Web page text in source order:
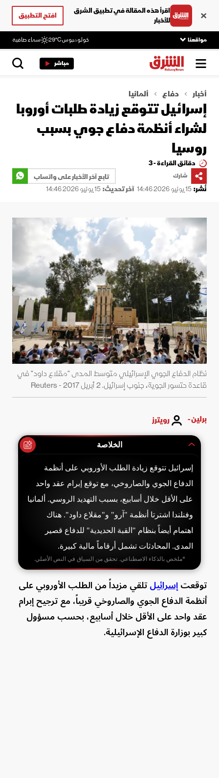
اقرأ هذه المقالة في تطبيق الشرق
للأخبار
افتح التطبيق
مواقعنا كولومبوس29°C سماء صافية
مباشر
أخبار دفاع ألمانيا
إسرائيل تتوقع زيادة طلبات أوروبا
لشراء أنظمة دفاع جوي بسبب
روسيا
دقائق القراءة - 3
شارك
تابع آخر الأخبار على واتساب
نُشر:15 يونيو 2026 14:46 آخر تحديث:15 يونيو 2026 14:46
نظام الدفاع الجوي الإسرائيلي متوسط المدى "مقلاع داود" في
قاعدة حتسور الجوية، جنوب إسرائيل. 2 أبريل 2017 - Reuters
برلين - رويترز
الخلاصة
إسرائيل تتوقع زيادة الطلب الأوروبي على أنظمة
الدفاع الجوي والصاروخي، مع توقع إبرام عقد واحد
على الأقل خلال أسابيع، بسبب التهديد الروسي. ألمانيا
وفنلندا اشترتا أنظمة "آرو" و"مقلاع داود". هناك
اهتمام أيضاً بنظام "القبة الحديدية" للدفاع قصير
المدى. المحادثات تشمل أرقاماً مالية كبيرة.
*ملخص بالذكاء الاصطناعي. تحقق من السياق في النص الأصلي.
توقعتإسرائيلتلقي مزيداً من الطلب الأوروبي على
أنظمة الدفاع الجوي والصاروخي قريباً، مع ترجيح إبرام
عقد واحد على الأقل خلال أسابيع، بحسب مسؤول
كبير بوزارة الدفاع الإسرائيلية.